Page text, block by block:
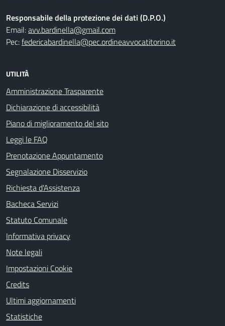
Responsabile della protezione dei dati (D.P.O.)
Email:avv.bardinella@gmail.com
Pec:federicabardinella@pec.ordineavvocatitorino.it
UTILITÀ
Amministrazione Trasparente
Dichiarazione di accessibilità
Piano di miglioramento del sito
Leggi le FAQ
Prenotazione Appuntamento
Segnalazione Disservizio
Richiesta d'Assistenza
Bacheca Servizi
Statuto Comunale
Informativa privacy
Note legali
Impostazioni Cookie
Credits
Ultimi aggiornamenti
Statistiche